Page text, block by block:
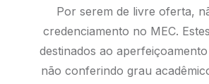
Por serem de livre oferta,
credenciamento no MEC.
destinados ao
não conferindo grau